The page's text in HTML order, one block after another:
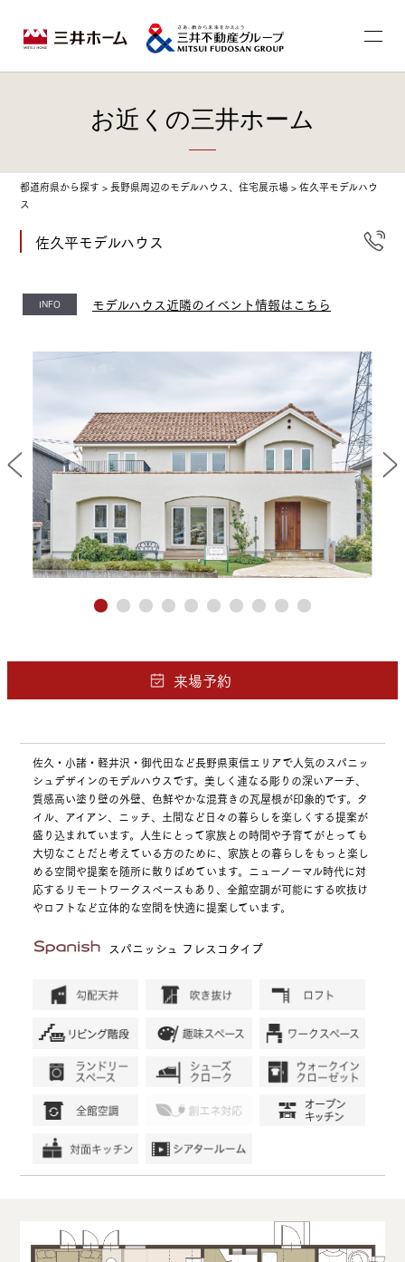
お近くの三井ホーム
都道府県から探す >長野県周辺のモデルハウス、住宅展示場>佐久平モデルハウ
ス
佐久平モデルハウス
INFO モデルハウス近隣のイベント情報はこちら
佐久・小諸・軽井沢・御代田など長野県東信エリアで人気のスパニッ
シュデザインのモデルハウスです。美しく連なる彫りの深いアーチ、
質感高い塗り壁の外壁、色鮮やかな混葺きの瓦屋根が印象的です。タ
イル、アイアン、ニッチ、土間など日々の暮らしを楽しくする提案が
盛り込まれています。人生にとって家族との時間や子育てがとっても
大切なことだと考えている方のために、家族との暮らしをもっと楽し
める空間や提案を随所に散りばめています。ニューノーマル時代に対
応するリモートワークスペースもあり、全館空調が可能にする吹抜け
やロフトなど立体的な空間を快適に提案しています。
スパニッシュ フレスコタイプ